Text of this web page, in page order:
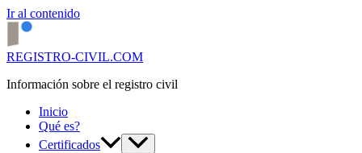
Ir al contenido
REGISTRO-CIVIL.COM
Información sobre el registro civil
Inicio
Qué es?
Certificados